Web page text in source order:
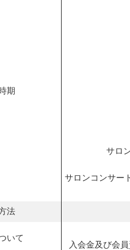
期
サロ
サロンコンサー
法
いて
入会金及び会